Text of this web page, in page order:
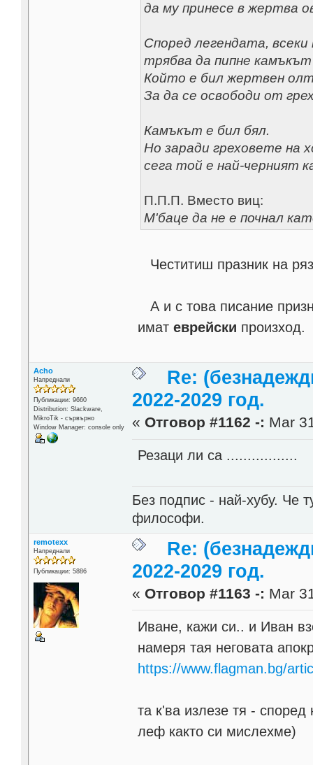
да му принесе в жертва
Според легендата,
трябва да пипне
Който е бил жертвен
За да се освободи от
Камъкът е бил бял.
Но заради греховете на
сега той е най-черният
П.П.П. Вместо виц:
М'баце да не е почнал
Честитиш празник на
А и с това писание
иматеврейски произход.
Acho
Напреднали
Публикации: 9660
Distribution: Slackware,
MikroTik - сървърно
Window Manager: console only
Re:
2022-2029 год.
« Отговор #1162 -: Mar
Резаци ли са .................
Без подпис - най-хубу. Че
философи.
remotexx
Напреднали
Публикации: 5886
Re:
2022-2029 год.
« Отговор #1163 -: Mar
Иване, кажи си.. и Иван
намеря тая неговата
https://www.flagman.bg/
та к'ва излезе тя -
леф както си мислехме)